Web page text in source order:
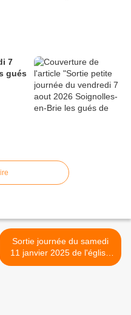
7
Sortie journée du samedi
11 janvier 2025 de l'église
de Créteil à Paray-Vieille-